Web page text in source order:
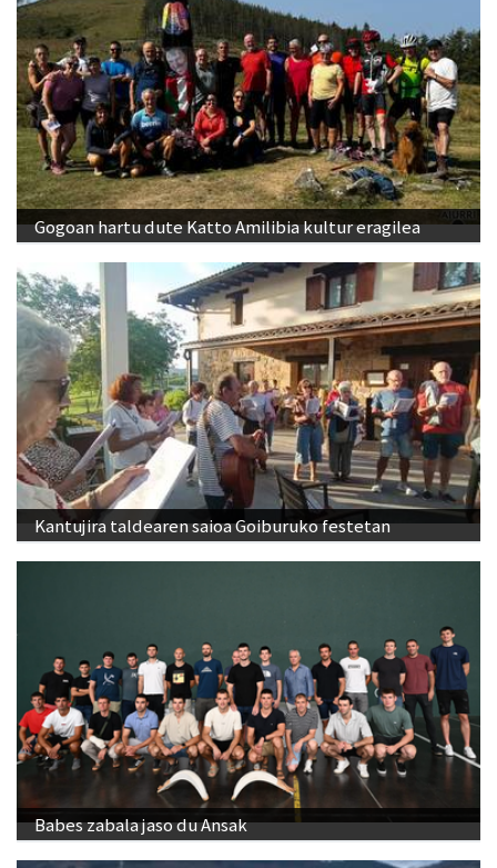
Gogoan hartu dute Katto Amilibia kultur eragilea
Kantujira taldearen saioa Goiburuko festetan
Babes zabala jaso du Ansak